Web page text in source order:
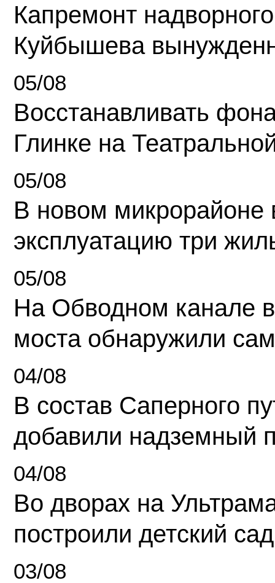
Капремонт
Куйбышева
05/08
Восстанавливать
Глинке на
05/08
В новом микрорайоне
эксплуатацию три
05/08
На Обводном канале
моста обнаружили
04/08
В состав Саперного
добавили надземный
04/08
Во дворах на
построили детский сад
03/08